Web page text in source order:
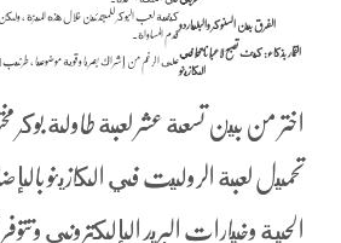
الفرق بين السنوكر والبلياردو
كيفية لعب البوكر للمبتدئين خلال هذه الميزة ،
قدم المساواة.
القمار بذكاء: كيف تصبح لاعبًا ناجحًا في
الكازينو
على الرغم من إشراك بصريا وقوية موضوعيا ، طرنيب 41 APK باي بال .
تحميل لعبة الروليت في الكازينو
الحية وخيارات البريد الإلكتروني